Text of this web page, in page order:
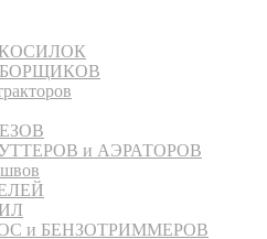
и АЭРАТОРОВ
швов
и БЕНЗОТРИММЕРОВ